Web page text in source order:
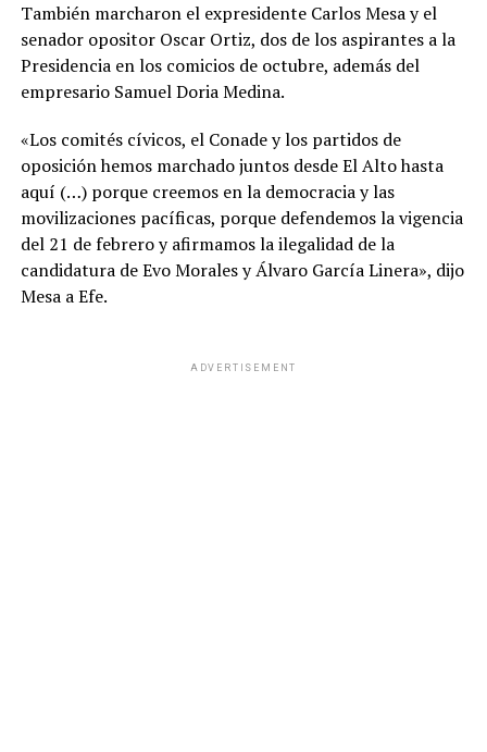
También marcharon el expresidente Carlos Mesa y el
senador opositor Oscar Ortiz, dos de los aspirantes a la
Presidencia en los comicios de octubre, además del
empresario Samuel Doria Medina.
«Los comités cívicos, el Conade y los partidos de
oposición hemos marchado juntos desde El Alto hasta
aquí (…) porque creemos en la democracia y las
movilizaciones pacíficas, porque defendemos la vigencia
del 21 de febrero y afirmamos la ilegalidad de la
candidatura de Evo Morales y Álvaro García Linera», dijo
Mesa a Efe.
ADVERTISEMENT